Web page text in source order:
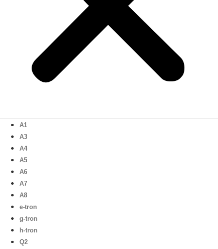
A1
A3
A4
A5
A6
A7
A8
e-tron
g-tron
h-tron
Q2